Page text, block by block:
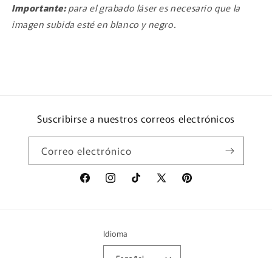
Importante:para el grabado láser es necesario que la
imagen subida esté en blanco y negro.
Suscribirse a nuestros correos electrónicos
Correo electrónico
FacebookInstagramTikTok
X
Pinterest
Idioma